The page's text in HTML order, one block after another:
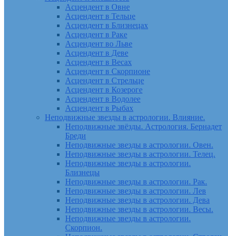
Асцендент в Овне
Асцендент в Тельце
Асцендент в Близнецах
Асцендент в Раке
Асцендент во Льве
Асцендент в Деве
Асцендент в Весах
Асцендент в Скорпионе
Асцендент в Стрельце
Асцендент в Козероге
Асцендент в Водолее
Асцендент в Рыбах
Неподвижные звезды в астрологии. Влияние.
Неподвижные звёзды. Астрология. Бернадет
Бреди
Неподвижные звезды в астрологии. Овен.
Неподвижные звезды в астрологии. Телец.
Неподвижные звезды в астрологии.
Близнецы
Неподвижные звезды в астрологии. Рак.
Неподвижные звезды в астрологии. Лев
Неподвижные звезды в астрологии. Дева
Неподвижные звезды в астрологии. Весы.
Неподвижные звезды в астрологии.
Скорпион.